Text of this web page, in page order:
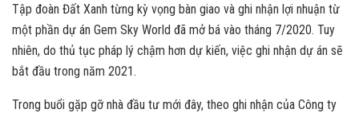
Tập đoàn Đất Xanh từng kỳ vọng bàn giao và ghi nhận lợi nhuận từ
một phần dự án Gem Sky World đã mở bá vào tháng 7/2020. Tuy
nhiên, do thủ tục pháp lý chậm hơn dự kiến, việc ghi nhận dự án sẽ
bắt đầu trong năm 2021.
Trong buổi gặp gỡ nhà đầu tư mới đây, theo ghi nhận của Công ty